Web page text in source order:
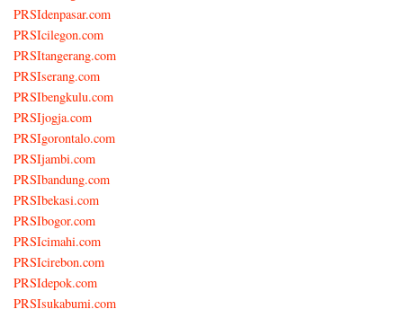
PRSIdenpasar.com
PRSIcilegon.com
PRSItangerang.com
PRSIserang.com
PRSIbengkulu.com
PRSIjogja.com
PRSIgorontalo.com
PRSIjambi.com
PRSIbandung.com
PRSIbekasi.com
PRSIbogor.com
PRSIcimahi.com
PRSIcirebon.com
PRSIdepok.com
PRSIsukabumi.com